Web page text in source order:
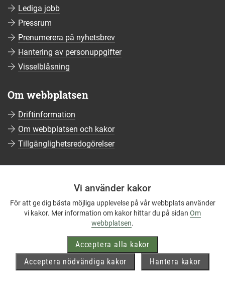
Vi använder kakor
För att ge dig bästa möjliga upplevelse på vår webbplats använder
vi kakor. Mer information om kakor hittar du på sidan Om
webbplatsen.
Acceptera alla kakor
Acceptera nödvändiga kakor
Hantera kakor
Lediga jobb
Pressrum
Prenumerera på nyhetsbrev
Hantering av personuppgifter
Visselblåsning
Om webbplatsen
Driftinformation
Om webbplatsen och kakor
Tillgänglighetsredogörelser
Följ oss på Facebook
Följ oss på Instagram
Följ oss på LinkedIn
Mer om våra sociala medier